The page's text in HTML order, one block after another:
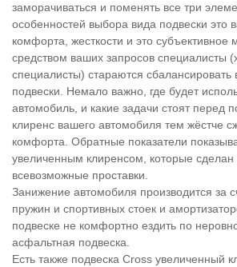
заморачиваться и поменять все три
особенностей выбора вида подвески
комфорта, жесткости и это субъективное
средством ваших запросов специалисты
специалисты) стараются сбалансировать
подвески. Немало важно, где будет
автомобиль, и какие задачи стоят перед
клиренс вашего автомобиля тем жёстче
комфорта. Обратные показатели
увеличенным клиренсом, которые сделан
всевозможные проставки.
Занижение автомобиля производится за
пружин и спортивных стоек и
подвеске не комфортно ездить по
асфальтная подвеска.
Есть также подвеска Cross увеличенный